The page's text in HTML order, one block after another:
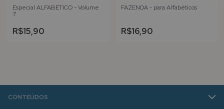
Especial ALFABÉTICO - Volume
7
R$15,90
FAZENDA - para Alfabéticos
R$16,90
CONTEÚDOS